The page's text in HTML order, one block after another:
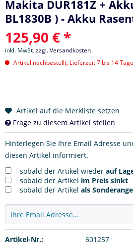
Makita DUR181Z +
BL1830B ) - Akku
125,90 € *
inkl. MwSt.zzgl. Versandkosten
Artikel nachbestellt, Lieferzeit 7 bis 14 Tage
Artikel auf die Merkliste setzen
Frage zu diesem Artikel stellen
Hinterlegen Sie Ihre Email Adresse
diesen Artikel informiert.
sobald der Artikel wieder auf
sobald der Artikel im Preis sinkt
sobald der Artikel als
Artikel-Nr.:
601257